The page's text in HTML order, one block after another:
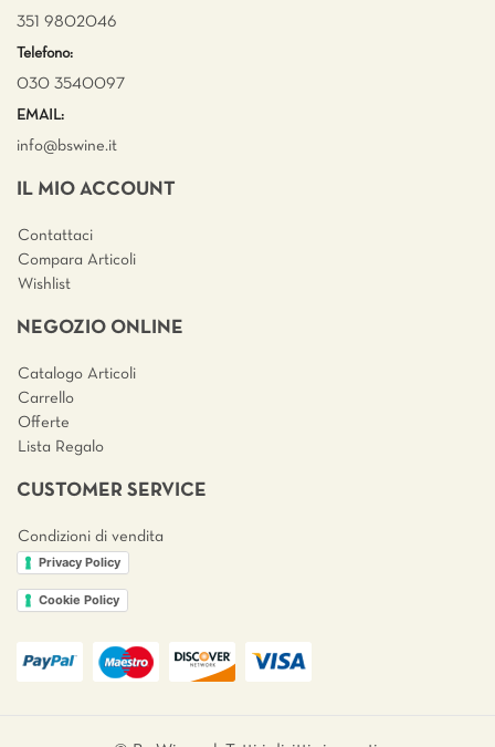
351 9802046
Telefono:
030 3540097
EMAIL:
info@bswine.it
IL MIO ACCOUNT
Contattaci
Compara Articoli
Wishlist
NEGOZIO ONLINE
Catalogo Articoli
Carrello
Offerte
Lista Regalo
CUSTOMER SERVICE
Condizioni di vendita
Privacy Policy
Cookie Policy